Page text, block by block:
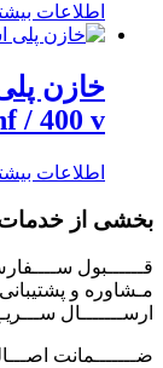
اطلاعات
/ 400 v )
اطلاعات
بخشی از
قــــــبول
مـشاوره و پشتیبانی
ارســـــــال
ضـــــــمانت